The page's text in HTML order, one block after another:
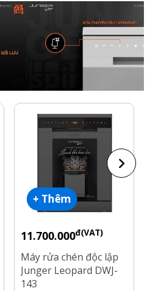
+ Thêm
11.700.000đ(VAT)
Máy rửa chén độc lập
Junger Leopard DWJ-
143